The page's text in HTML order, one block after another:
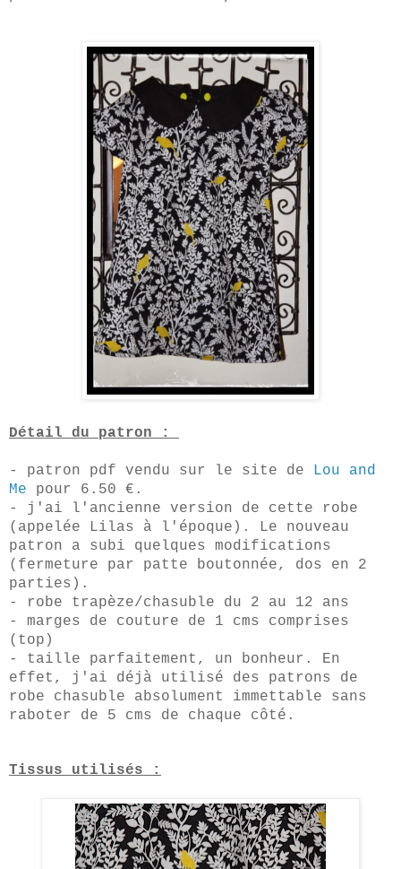
Détail du patron :
- patron pdf vendu sur le site de Lou and
Me pour 6.50 €.
- j'ai l'ancienne version de cette robe
(appelée Lilas à l'époque). Le nouveau
patron a subi quelques modifications
(fermeture par patte boutonnée, dos en 2
parties).
- robe trapèze/chasuble du 2 au 12 ans
- marges de couture de 1 cms comprises
(top)
- taille parfaitement, un bonheur. En
effet, j'ai déjà utilisé des patrons de
robe chasuble absolument immettable sans
raboter de 5 cms de chaque côté.
Tissus utilisés :